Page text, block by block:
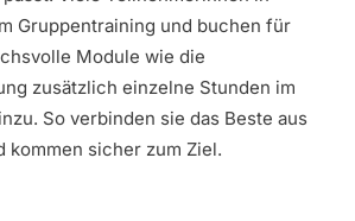
Gruppentraining und buchen für
Module wie die
zusätzlich einzelne Stunden im
So verbinden sie das Beste aus
kommen sicher zum Ziel.